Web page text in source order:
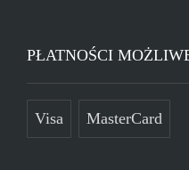
PŁATNOŚCI
Visa MasterCard